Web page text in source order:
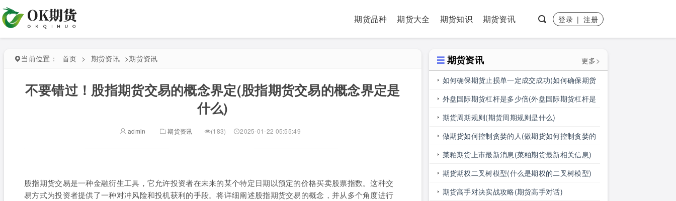
期货品种 期货大全 期货知识 期货资讯 登录|注册
当前位置： 首页 > 期货资讯 >期货资讯
不要错过！股指期货交易的概念界定(股指期货交易的概念界定是
什么)
admin 期货资讯 (183) 2025-01-22 05:55:49
股指期货交易是一种金融衍生工具，它允许投资者在未来的某个特定日期以预定的价格买卖股票指数。这种交
易方式为投资者提供了一种对冲风险和投机获利的手段。将详细阐述股指期货交易的概念，并从多个角度进行
期货资讯
更多>
如何确保期货止损单一定成交成功(如何确保期货
止损单一定成交成功呢)
外盘国际期货杠杆是多少倍(外盘国际期货杠杆是
多少倍的)
期货周期规则(期货周期规则是什么)
做期货如何控制贪婪的人(做期货如何控制贪婪的
人呢)
菜粕期货上市最新消息(菜粕期货最新相关信息)
期货期权二叉树模型(什么是期权的二叉树模型)
期货高手对决实战攻略(期货高手对话)